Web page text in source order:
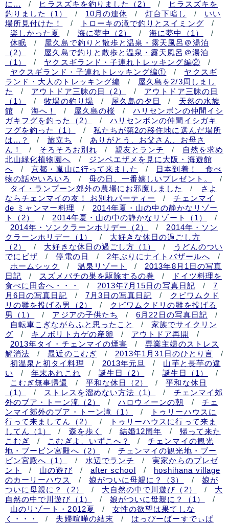
に... / ヒラスズキを釣りました（2） /
ヒラスズキを
釣りました（1）
/ 10月の連休 / 灯台下暗し /
いい
場所見付けた！
/ トローキの滝で釣りとスイミング
/
楽しかった夏
/ 海に夢中（2） / 海に夢中（1）
/
休眠
/
屋久島で釣りと散歩と温泉・露天風呂＠湯泊
（2）
/
屋久島で釣りと散歩と温泉・露天風呂＠湯泊
（1）
/ ヤクスギランド・子連れトレッキング編②
/
ヤクスギランド・子連れトレッキング編①
/
ヤクスギ
ランド・大人のトレッキング編
/
屋久島を2/3周しまし
た
/ アウトドア三昧の日（2） /
アウトドア三昧の日
（1）
/ 牧場の釣り場 / 屋久島の夕日 /
天然の水族
館
/ 海へ！ / 屋久島の桜 /
ハリセンボンの仲間イシ
ガキフグを釣った（2）
/
ハリセンボンの仲間イシガキ
フグを釣った（1）
/
私たちが第2の移住地に選んだ場所
は...？
/ 旅立ち /
ありがとう、お父さん、お母さ
ん！
/ そろそろお別れ / 親友とランチ /
自然を求め
北山緑化植物園へ
/
ジンベエザメを見に大阪・海遊館
へ
/ 京都・嵐山に行って来ました /
日本到着！ 食べ
物の話やいろいろ
/ 母の日、一番嬉しいプレゼント。
/
タイ・ランプーン郊外の農場にお邪魔しました
/
さよ
ならチェンマイの友！ お別れパーティー
/
チェンマイ
de ミャンマー料理
/
2014年夏・山の中の静かなリゾー
ト（2）
/ 2014年夏・山の中の静かなリゾート（1）
/
2014年・ソンクラーンホリデー（2）
/
2014年・ソン
クラーンホリデー（1）
/
大好きな休日の過ごし方
（2）
/ 大好きな休日の過ごし方（1） /
うどんのつい
でにビザ
/ 停電の日 / 2年ぶりにナイトバザールへ
/
ホームシック
/ 温泉リゾート /
2013年8月1日の写真
日記
/ スズメバチの巣を駆除するの巻 /
ドイツ料理を
食べに田舎へ・・・
/ 2013年7月15日の写真日記 /
7
月6日の写真日記
/ 7月3日の写真日記 /
クビワムクド
リの雛を投げる男（2）
/
クビワムクドリの雛を投げる
男（1）
/ アジアの子供たち / 6月22日の写真日記
/
自転車こぎながらふと思ったこと
/
家族でサイクリン
グ
/ キノボリトカゲの産卵 / アウトドア再開
/
2013年タイ・チェンマイの煙害
/
専業主婦のストレス
解消法
/ 最近のこむぎ / 2013年1月31日のひとり言
/
初温泉と初タイ料理
/ 2013年元旦 /
山芋と長芋の違
い
/ 年末あれこれ / 誕生日（2） / 誕生日（1）
/
こむぎ無事帰還
/ 平和な休日（2） /
平和な休日
（1）
/ ストレスを溜めない方法（1） /
チェンマイ郊
外のブア・トーン滝（2）
/ ハロウィーンの朝 /
チェ
ンマイ郊外のブア・トーン滝（1）
/
トゥリーハウスに
行って来ましてん（2）
/
トゥリーハウスに行って来ま
してん（1）
/ 森を歩く / 結婚12周年 /
帰って来た
こむぎ
/ こむぎよ、いずこへ？ /
チェンマイの観光
地・ブービン宮殿へ（2）
/
チェンマイの観光地・ブー
ビン宮殿へ（1）
/ 水辺でランチ /
実家からのプレゼ
ント
/ 山の遊び / after school /
hoshihana village
のカーリーハウス
/ 娘がついに母親に？（3） /
娘が
ついに母親に？（2）
/ 大自然の中で川遊び（2） /
大
自然の中で川遊び（1）
/ 娘がついに母親に？（1）
/
山のリゾート・2012夏
/
女性の欲望は果てしな
く・・・
/ 夫婦喧嘩の結末 /
はっぴーばーすでぃぱ